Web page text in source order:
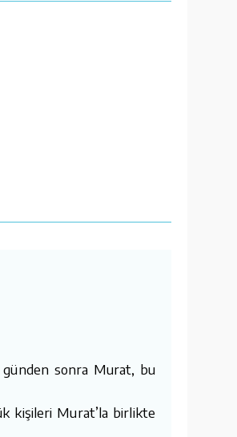
günden sonra Murat, bu
kişileri Murat’la birlikte